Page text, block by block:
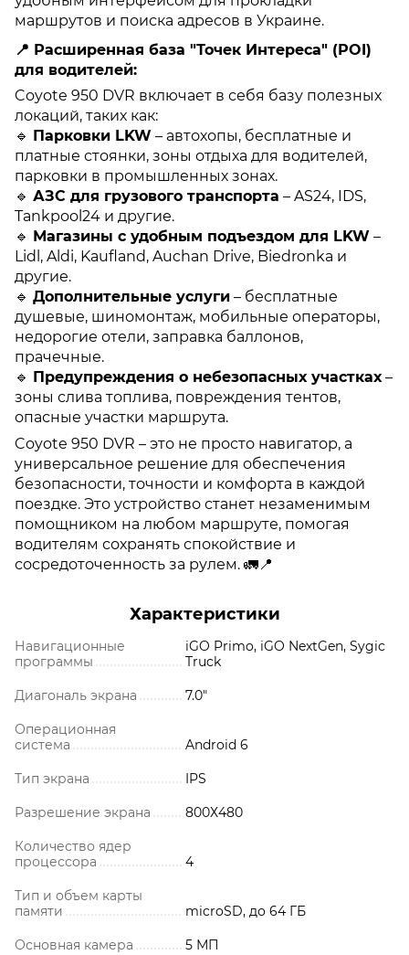
маршрутов и поиска адресов в Украине.
📍 Расширенная база "Точек Интереса" (POI)
для водителей:
Coyote 950 DVR включает в себя базу полезных
локаций, таких как:
🔹
Парковки LKW – автохопы, бесплатные и
платные стоянки, зоны отдыха для водителей,
парковки в промышленных зонах.
🔹 АЗС для грузового транспорта – AS24, IDS,
Tankpool24 и другие.
🔹 Магазины с удобным подъездом для LKW –
Lidl, Aldi, Kaufland, Auchan Drive, Biedronka и
другие.
🔹 Дополнительные услуги – бесплатные
душевые, шиномонтаж, мобильные операторы,
недорогие отели, заправка баллонов,
прачечные.
🔹
Предупреждения о небезопасных участках–
зоны слива топлива, повреждения тентов,
опасные участки маршрута.
Coyote 950 DVR – это не просто навигатор, а
универсальное решение для обеспечения
безопасности, точности и комфорта в каждой
поездке. Это устройство станет незаменимым
помощником на любом маршруте, помогая
водителям сохранять спокойствие и
сосредоточенность за рулем. 🚛📍
Характеристики
Навигационные
программы
iGO Primo, iGO NextGen, Sygic
Truck
Диагональ экрана 7.0"
Операционная
система
Android 6
Тип экрана IPS
Разрешение экрана 800Х480
Количество ядер
процессора
4
Тип и объем карты
памяти
microSD, до 64 ГБ
Основная камера 5 МП